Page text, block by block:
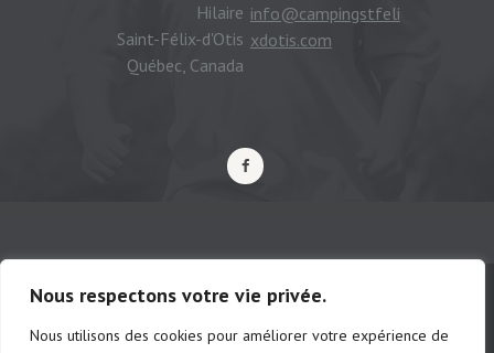
Nous respectons votre vie privée.
Nous utilisons des cookies pour améliorer votre expérience de
info@campingstfeli
xdotis.com
Hilaire
Saint-Félix-d'Otis
Québec, Canada
© Camping municipal de St-Félix d'Otis,